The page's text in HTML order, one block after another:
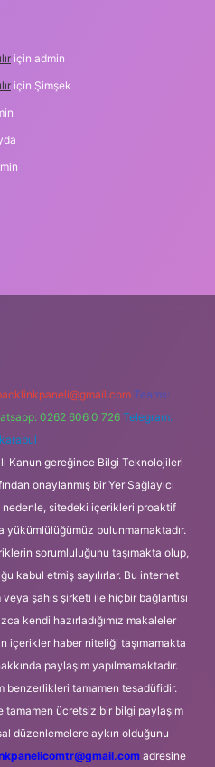
için admin
için Şimşek
Teams:
0262 606 0 726 Telegram:
Kanun gereğince Bilgi Teknolojileri
onaylanmış bir Yer Sağlayıcı
sitedeki içerikleri proaktif
yükümlülüğümüz bulunmamaktadır.
sorumluluğunu taşımakta olup,
kabul etmiş sayılırlar. Bu internet
şahıs şirketi ile hiçbir bağlantısı
kendi hazırladığımız makaleler
içerikler haber niteliği taşımamakta
paylaşım yapılmamaktadır.
benzerlikleri tamamen tesadüfidir.
tamamen ücretsiz bir bilgi paylaşım
düzenlemelere aykırı olduğunu
adresine